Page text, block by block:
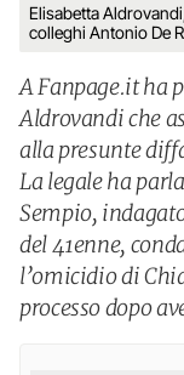
Elisabetta
colleghi Antonio De
A Fanpage.it ha
Aldrovandi che
alla presunte
La legale ha
Sempio,
del 41enne,
l’omicidio di
processo dopo